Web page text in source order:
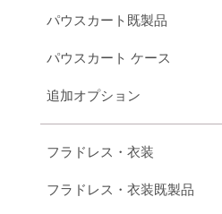
パウスカート既製品
パウスカート ケース
追加オプション
フラドレス・衣装
フラドレス・衣装既製品